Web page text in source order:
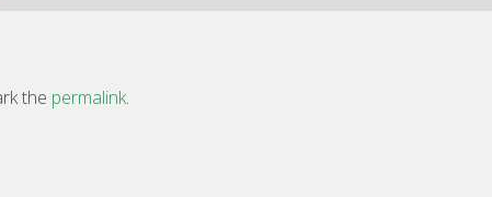
the permalink.